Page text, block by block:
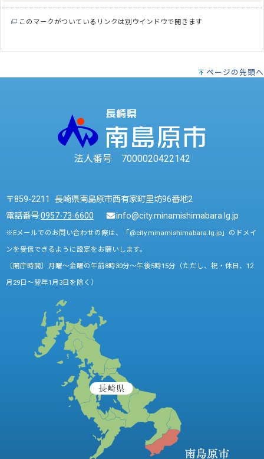
このマークがついているリンクは別ウインドウで開きます
ページの先頭へ
法人番号 7000020422142
〒859-2211 長崎県南島原市西有家町里坊96番地2
電話番号:0957-73-6600 info@city.minamishimabara.lg.jp
※Eメールでのお問い合わせの際は、「@city.minamishimabara.lg.jp」のドメイ
ンを受信できるように設定をお願いします。
〔開庁時間〕月曜～金曜の午前8時30分～午後5時15分（ただし、祝・休日、12
月29日～翌年1月3日を除く）